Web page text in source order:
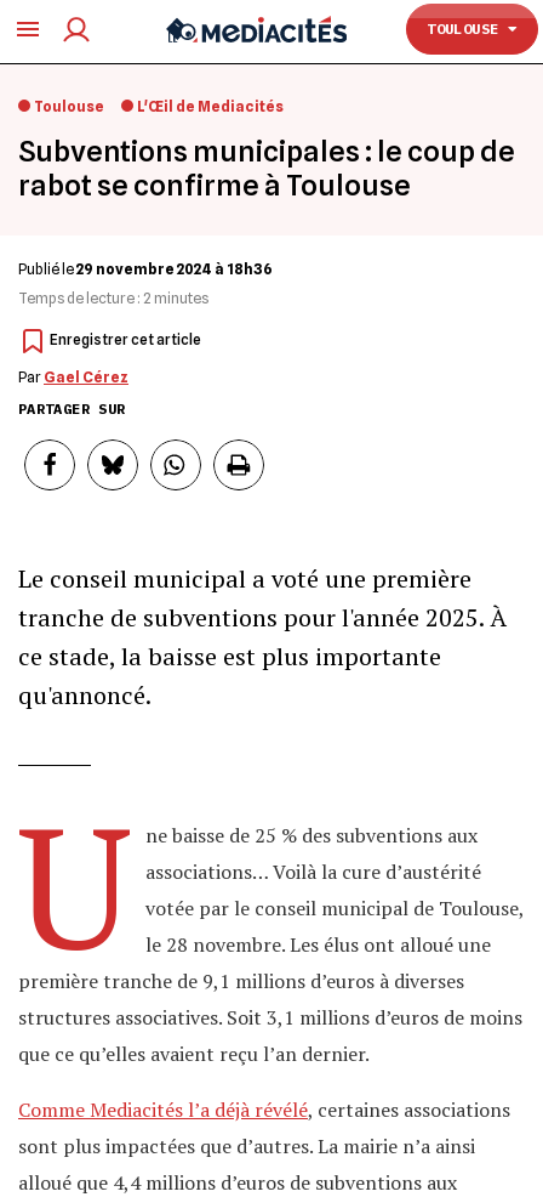
TOULOUSE
TOULOUSE
Toulouse L'Œil de Mediacités
Subventions municipales : le coup de
rabot se confirme à Toulouse
Publié le29 novembre 2024 à 18h36
Temps de lecture : 2 minutes
Par Gael Cérez
PARTAGER SUR
Le conseil municipal a voté une première
tranche de subventions pour l'année 2025. À
ce stade, la baisse est plus importante
qu'annoncé.
U
ne baisse de 25 % des subventions aux
associations… Voilà la cure d’austérité
votée par le conseil municipal de Toulouse,
le 28 novembre. Les élus ont alloué une
première tranche de 9,1 millions d’euros à diverses
structures associatives. Soit 3,1 millions d’euros de moins
que ce qu’elles avaient reçu l’an dernier.
Comme Mediacités l’a déjà révélé, certaines associations
sont plus impactées que d’autres. La mairie n’a ainsi
alloué que 4,4 millions d’euros de subventions aux